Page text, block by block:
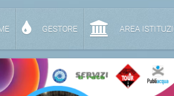
GESTORE AREA